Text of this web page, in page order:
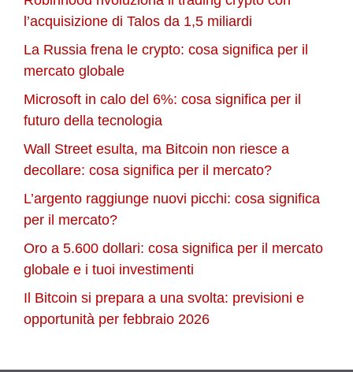
l’acquisizione di Talos da 1,5 miliardi
La Russia frena le crypto: cosa significa per il
mercato globale
Microsoft in calo del 6%: cosa significa per il
futuro della tecnologia
Wall Street esulta, ma Bitcoin non riesce a
decollare: cosa significa per il mercato?
L’argento raggiunge nuovi picchi: cosa significa
per il mercato?
Oro a 5.600 dollari: cosa significa per il mercato
globale e i tuoi investimenti
Il Bitcoin si prepara a una svolta: previsioni e
opportunità per febbraio 2026